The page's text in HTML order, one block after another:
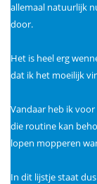
allemaal natuurlijk
door.
Het is heel erg
dat ik het moeilijk
Vandaar heb ik
die routine kan
lopen mopperen
In dit lijstje staat